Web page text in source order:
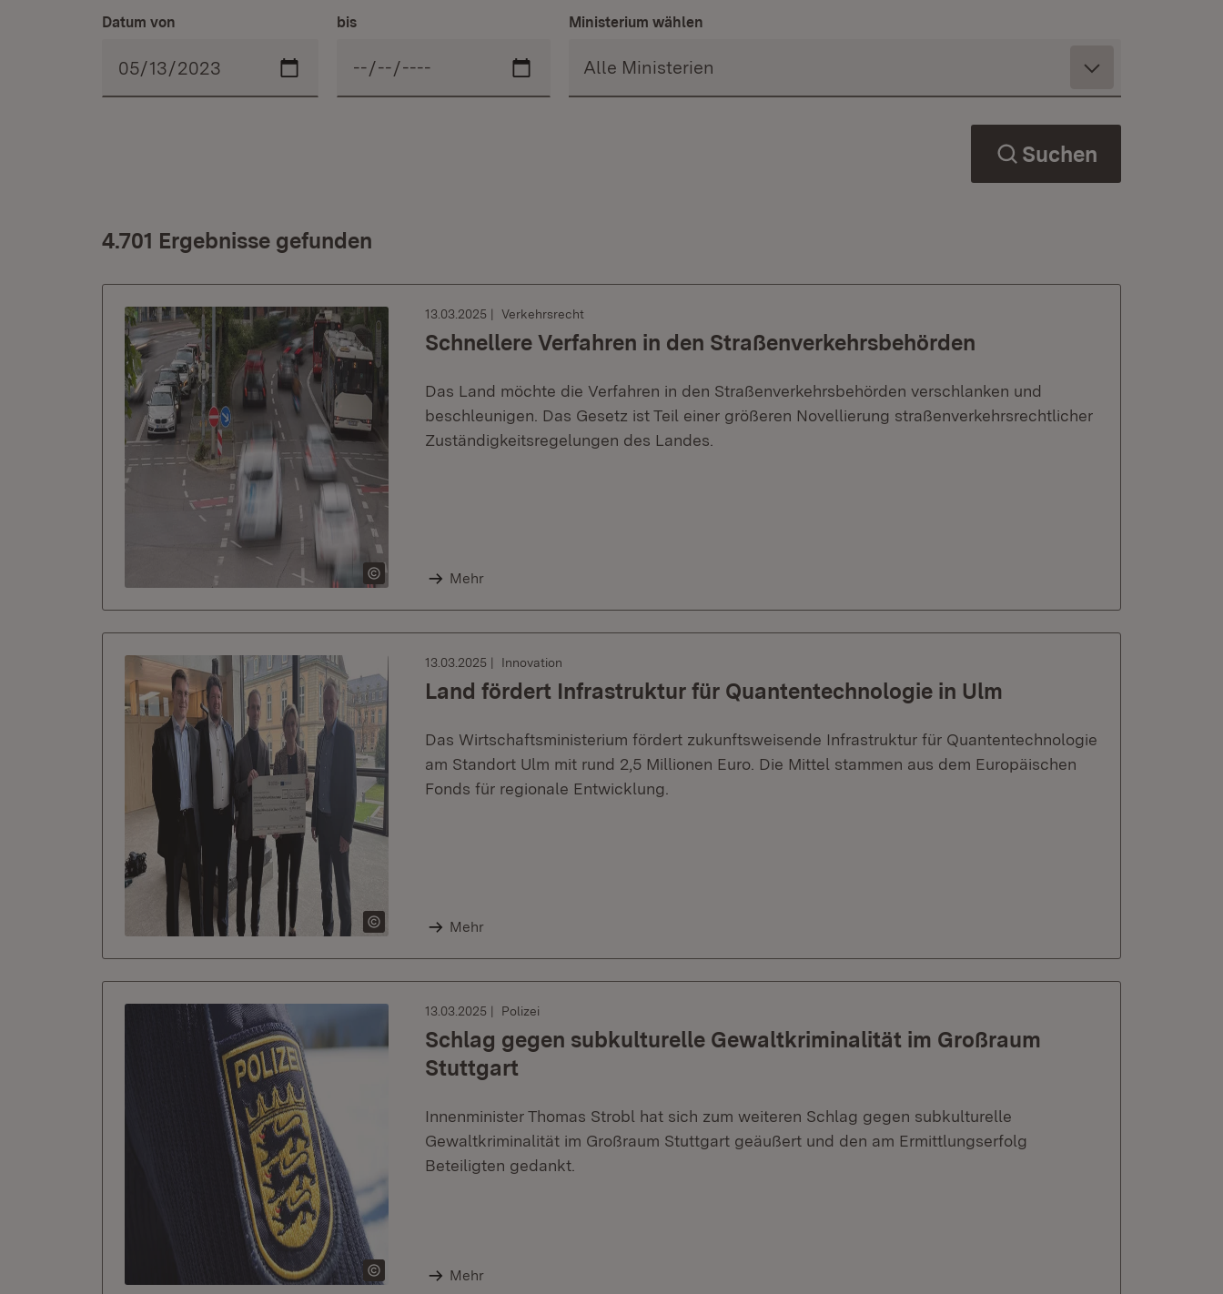
Datum von bis Ministerium wählen
Suchen
4.701 Ergebnisse gefunden
13.03.2025 Verkehrsrecht
Schnellere Verfahren in den Straßenverkehrsbehörden
Das Land möchte die Verfahren in den Straßenverkehrsbehörden verschlanken und
beschleunigen. Das Gesetz ist Teil einer größeren Novellierung straßenverkehrsrechtlicher
Zuständigkeitsregelungen des Landes.
Mehr
13.03.2025 Innovation
Land fördert Infrastruktur für Quantentechnologie in Ulm
Das Wirtschaftsministerium fördert zukunftsweisende Infrastruktur für Quantentechnologie
am Standort Ulm mit rund 2,5 Millionen Euro. Die Mittel stammen aus dem Europäischen
Fonds für regionale Entwicklung.
Mehr
13.03.2025 Polizei
Schlag gegen subkulturelle Gewaltkriminalität im Großraum
Stuttgart
Innenminister Thomas Strobl hat sich zum weiteren Schlag gegen subkulturelle
Gewaltkriminalität im Großraum Stuttgart geäußert und den am Ermittlungserfolg
Beteiligten gedankt.
Mehr